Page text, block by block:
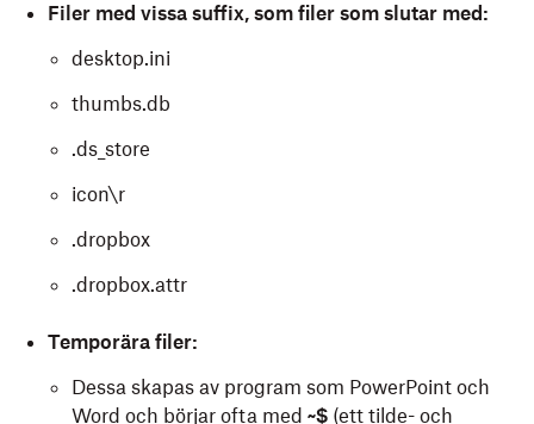
Filer med vissa suffix, som filer som slutar med:
desktop.ini
thumbs.db
.ds_store
icon\r
.dropbox
.dropbox.attr
Temporära filer:
Dessa skapas av program som PowerPoint och
Word och börjar ofta med ~$ (ett tilde- och